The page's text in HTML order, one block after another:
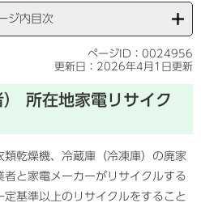
ジ内目次
ページID：0024956
更新日：2026年4月1日更新
所在地家電リサイク
乾燥機、冷蔵庫（冷凍庫）の廃家
と家電メーカーがリサイクルする
基準以上のリサイクルをすること